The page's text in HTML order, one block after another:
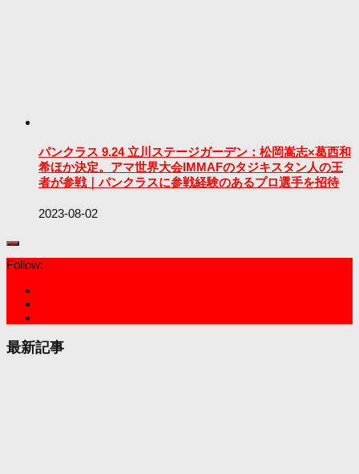
パンクラス 9.24 立川ステージガーデン：松岡嵩志×葛西和
希ほか決定。アマ世界大会IMMAFのタジキスタン人の王
者が参戦｜パンクラスに参戦経験のあるプロ選手を招待
2023-08-02
Follow:
最新記事